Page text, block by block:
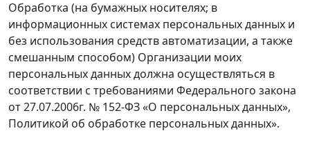
Обработка (на бумажных носителях; в
информационных системах персональных данных и
без использования средств автоматизации, а также
смешанным способом) Организации моих
персональных данных должна осуществляться в
соответствии с требованиями Федерального закона
от 27.07.2006г. № 152-ФЗ «О персональных данных»,
Политикой об обработке персональных данных».